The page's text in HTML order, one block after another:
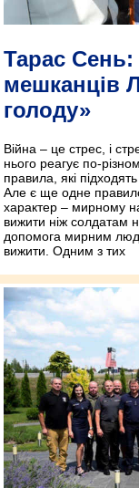
Тарас
мешканців
голоду»
Війна – це стрес, і
нього реагує по-
правила, які
Але є ще одне
характер – мирному
вижити ніж солдатам
допомога мирним
вижити. Одним з тих